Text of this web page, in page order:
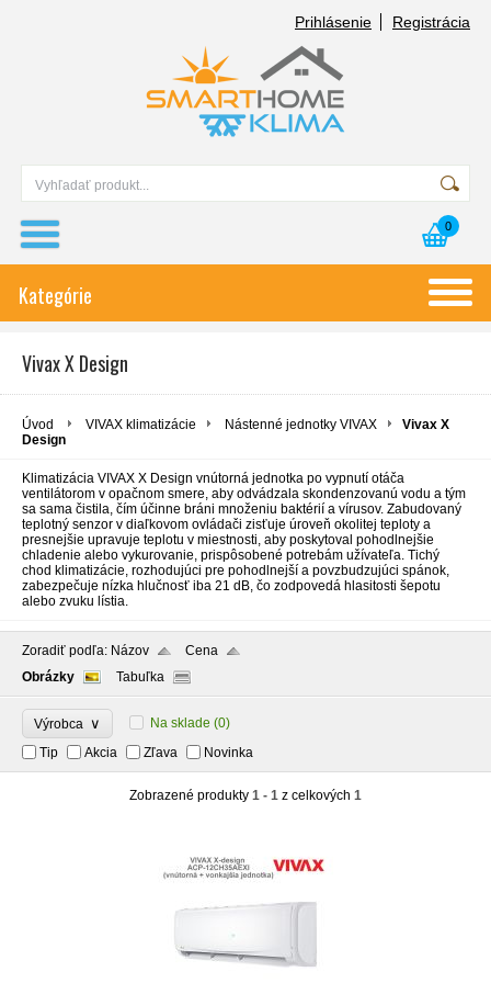
Prihlásenie Registrácia
0
Kategórie
Vivax X Design
Úvod VIVAX klimatizácie Nástenné jednotky VIVAX
Vivax X
Design
Klimatizácia VIVAX X Design vnútorná jednotka po vypnutí otáča
ventilátorom v opačnom smere, aby odvádzala skondenzovanú vodu a tým
sa sama čistila, čím účinne bráni množeniu baktérií a vírusov. Zabudovaný
teplotný senzor v diaľkovom ovládači zisťuje úroveň okolitej teploty a
presnejšie upravuje teplotu v miestnosti, aby poskytoval pohodlnejšie
chladenie alebo vykurovanie, prispôsobené potrebám užívateľa. Tichý
chod klimatizácie, rozhodujúci pre pohodlnejší a povzbudzujúci spánok,
zabezpečuje nízka hlučnosť iba 21 dB, čo zodpovedá hlasitosti šepotu
alebo zvuku lístia.
Zoradiť podľa: Názov
Cena
Obrázky
Tabuľka
Výrobca ∨ Na sklade (0)
Tip
Akcia Zľava Novinka
Zobrazené produkty 1 - 1 z celkových 1